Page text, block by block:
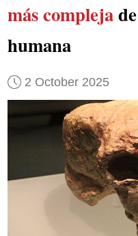
más compleja
humana
2 October 2025